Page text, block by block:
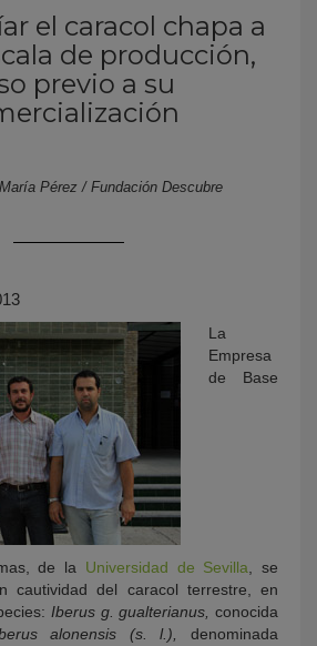
el caracol chapa a
de producción,
previo a su
Pérez / Fundación Descubre
La
Empresa
de Base
de la Universidad de Sevilla , se
cautividad del caracol terrestre, en
Iberus g. gualterianus, conocida
alonensis (s. l.),denominada